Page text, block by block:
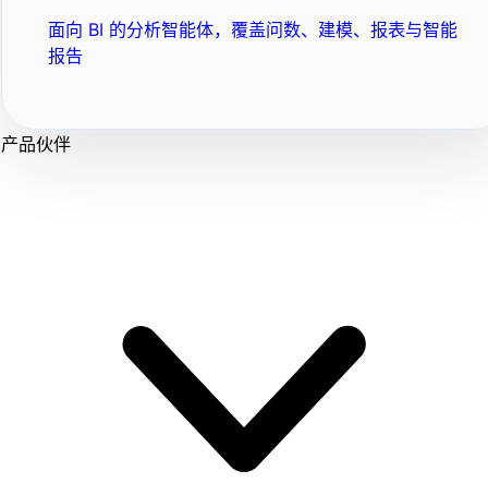
面向 BI 的分析智能体，覆盖问数、建模、报表与智能
报告
产品伙伴